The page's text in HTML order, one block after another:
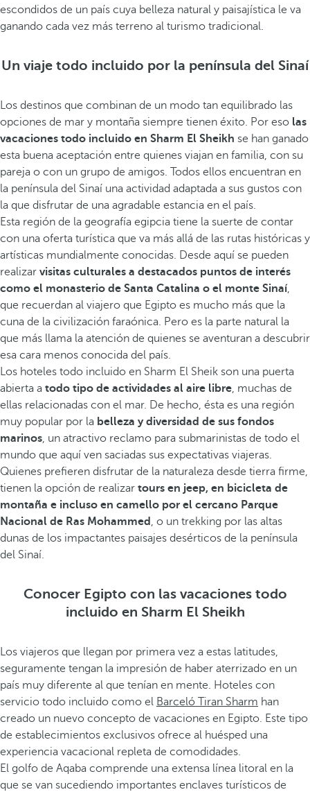
escondidos de un país cuya belleza natural y paisajística le va
ganando cada vez más terreno al turismo tradicional.
Un viaje todo incluido por la península del Sinaí
Los destinos que combinan de un modo tan equilibrado las
opciones de mar y montaña siempre tienen éxito. Por eso las
vacaciones todo incluido en Sharm El Sheikh se han ganado
esta buena aceptación entre quienes viajan en familia, con su
pareja o con un grupo de amigos. Todos ellos encuentran en
la península del Sinaí una actividad adaptada a sus gustos con
la que disfrutar de una agradable estancia en el país.
Esta región de la geografía egipcia tiene la suerte de contar
con una oferta turística que va más allá de las rutas históricas y
artísticas mundialmente conocidas. Desde aquí se pueden
realizar visitas culturales a destacados puntos de interés
como el monasterio de Santa Catalina o el monte Sinaí,
que recuerdan al viajero que Egipto es mucho más que la
cuna de la civilización faraónica. Pero es la parte natural la
que más llama la atención de quienes se aventuran a descubrir
esa cara menos conocida del país.
Los hoteles todo incluido en Sharm El Sheik son una puerta
abierta a todo tipo de actividades al aire libre, muchas de
ellas relacionadas con el mar. De hecho, ésta es una región
muy popular por la belleza y diversidad de sus fondos
marinos, un atractivo reclamo para submarinistas de todo el
mundo que aquí ven saciadas sus expectativas viajeras.
Quienes prefieren disfrutar de la naturaleza desde tierra firme,
tienen la opción de realizar tours en jeep, en bicicleta de
montaña e incluso en camello por el cercano Parque
Nacional de Ras Mohammed , o un trekking por las altas
dunas de los impactantes paisajes desérticos de la península
del Sinaí.
Conocer Egipto con las vacaciones todo
incluido en Sharm El Sheikh
Los viajeros que llegan por primera vez a estas latitudes,
seguramente tengan la impresión de haber aterrizado en un
país muy diferente al que tenían en mente. Hoteles con
servicio todo incluido como el Barceló Tiran Sharm han
creado un nuevo concepto de vacaciones en Egipto. Este tipo
de establecimientos exclusivos ofrece al huésped una
experiencia vacacional repleta de comodidades.
El golfo de Aqaba comprende una extensa línea litoral en la
que se van sucediendo importantes enclaves turísticos de